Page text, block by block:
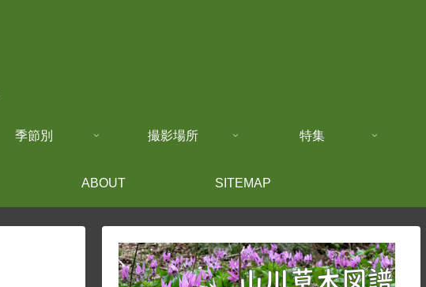
季節別 撮影場所 特集
ABOUT SITEMAP